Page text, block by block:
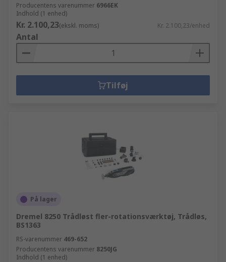
Producentens varenummer 6966EK
Indhold (1 enhed)
Kr. 2.100,23(ekskl. moms) Kr. 2.100,23/enhed
Antal
Tilføj
På lager
Dremel 8250 Trådløst fler-rotationsværktøj, Trådløs,
BS1363
RS-varenummer 469-652
Producentens varenummer 8250JG
Indhold (1 enhed)